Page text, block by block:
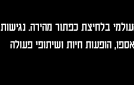
בלחיצת כפתור מהירה. נגישות
הופעות חיות ושיתופי פעולה